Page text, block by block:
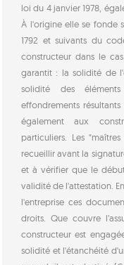
loi du 4 janvier 1978,
À l'origine elle se fonde
1792 et suivants du
constructeur dans le
garantit : la solidité de
solidité des
effondrements
également aux
particuliers. Les
recueillir avant la
et à vérifier que le
validité de l'attestation.
l'entreprise ces
droits. Que couvre
constructeur est
solidité et l'étanchéité